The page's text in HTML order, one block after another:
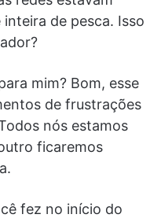
de pesca. Isso
mim? Bom, esse
de frustrações
nós estamos
ficaremos
fez no início do